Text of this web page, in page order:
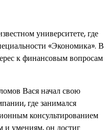
университете, где
«Экономика». В
к финансовым вопросам
Вася начал свою
где занимался
консультированием
и умениям, он достиг